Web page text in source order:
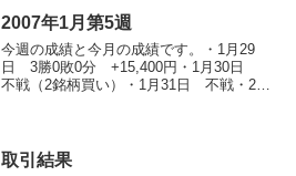
ど、市場の動きは予想を上...
2007年1月第5週
今週の成績と今月の成績です。・1月29
日 3勝0敗0分 +15,400円・1月30日
不戦（2銘柄買い）・1月31日 不戦・2月
取引結果